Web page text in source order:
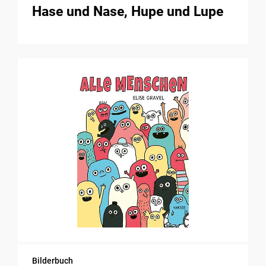
Hase und Nase, Hupe und Lupe
Bilderbuch